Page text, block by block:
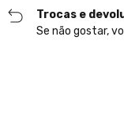
Trocas e
Se não gostar,